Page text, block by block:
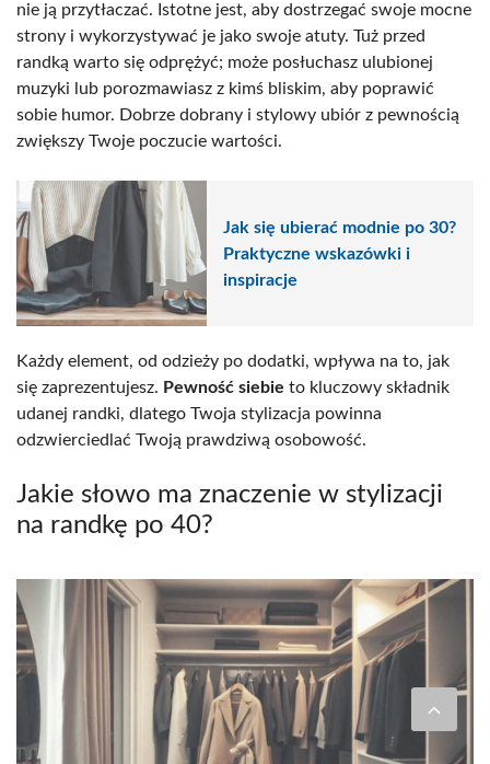
nie ją przytłaczać. Istotne jest, aby dostrzegać swoje mocne
strony i wykorzystywać je jako swoje atuty. Tuż przed
randką warto się odprężyć; może posłuchasz ulubionej
muzyki lub porozmawiasz z kimś bliskim, aby poprawić
sobie humor. Dobrze dobrany i stylowy ubiór z pewnością
zwiększy Twoje poczucie wartości.
Jak się ubierać modnie po 30?
Praktyczne wskazówki i
inspiracje
Każdy element, od odzieży po dodatki, wpływa na to, jak
się zaprezentujesz. Pewność siebie to kluczowy składnik
udanej randki, dlatego Twoja stylizacja powinna
odzwierciedlać Twoją prawdziwą osobowość.
Jakie słowo ma znaczenie w stylizacji
na randkę po 40?